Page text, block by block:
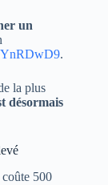
un
.
la plus
désormais
500